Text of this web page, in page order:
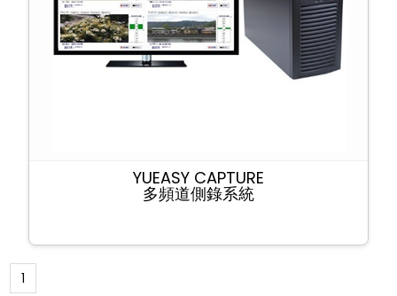
YUEASY CAPTURE
多頻道側錄系統
1